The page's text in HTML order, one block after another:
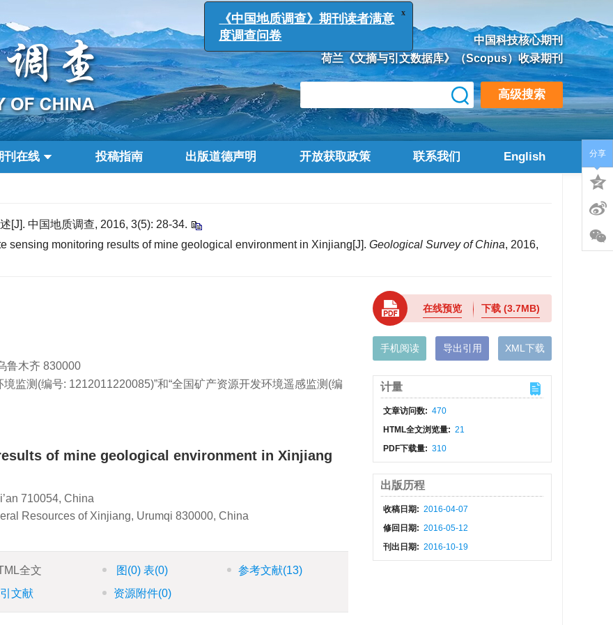
中国科技核心期刊
荷兰《文摘与引文数据库》（Scopus）收录期刊
高级搜索
刊在线 投稿指南 出版道德声明 开放获取政策 联系我们 English
[J]. 中国地质调查, 2016, 3(5): 28-34.
sensing monitoring results of mine geological environment in Xinjiang[J]. Geological Survey of China, 2016,
鲁木齐 830000
监测(编号: 1212011220085)”和“全国矿产资源开发环境遥感监测(编
of mine geological environment in Xinjiang
710054, China
Resources of Xinjiang, Urumqi 830000, China
全文 图 (0) 表(0) 参考文献(13)
文献 资源附件(0)
在线预览 下载(3.7MB)
手机阅读 导出引用 XML下载
计量
文章访问数: 470
HTML全文浏览量: 21
PDF下载量: 310
出版历程
收稿日期: 2016-04-07
修回日期: 2016-05-12
刊出日期: 2016-10-19
分享
x
《中国地质调查》期刊读者满意
度调查问卷